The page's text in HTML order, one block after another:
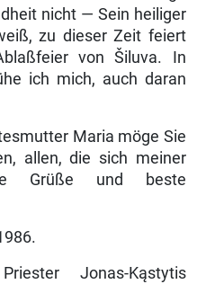
nicht — Sein heiliger
zu dieser Zeit feiert
von Šiluva. In
ich mich, auch daran
Maria möge Sie
allen, die sich meiner
Grüße und beste
Jonas-Kąstytis